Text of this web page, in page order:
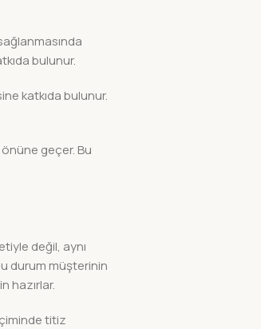
bulunur.
katkıda bulunur.
önüne geçer. Bu
değil, aynı
durum müşterinin
hazırlar.
titiz